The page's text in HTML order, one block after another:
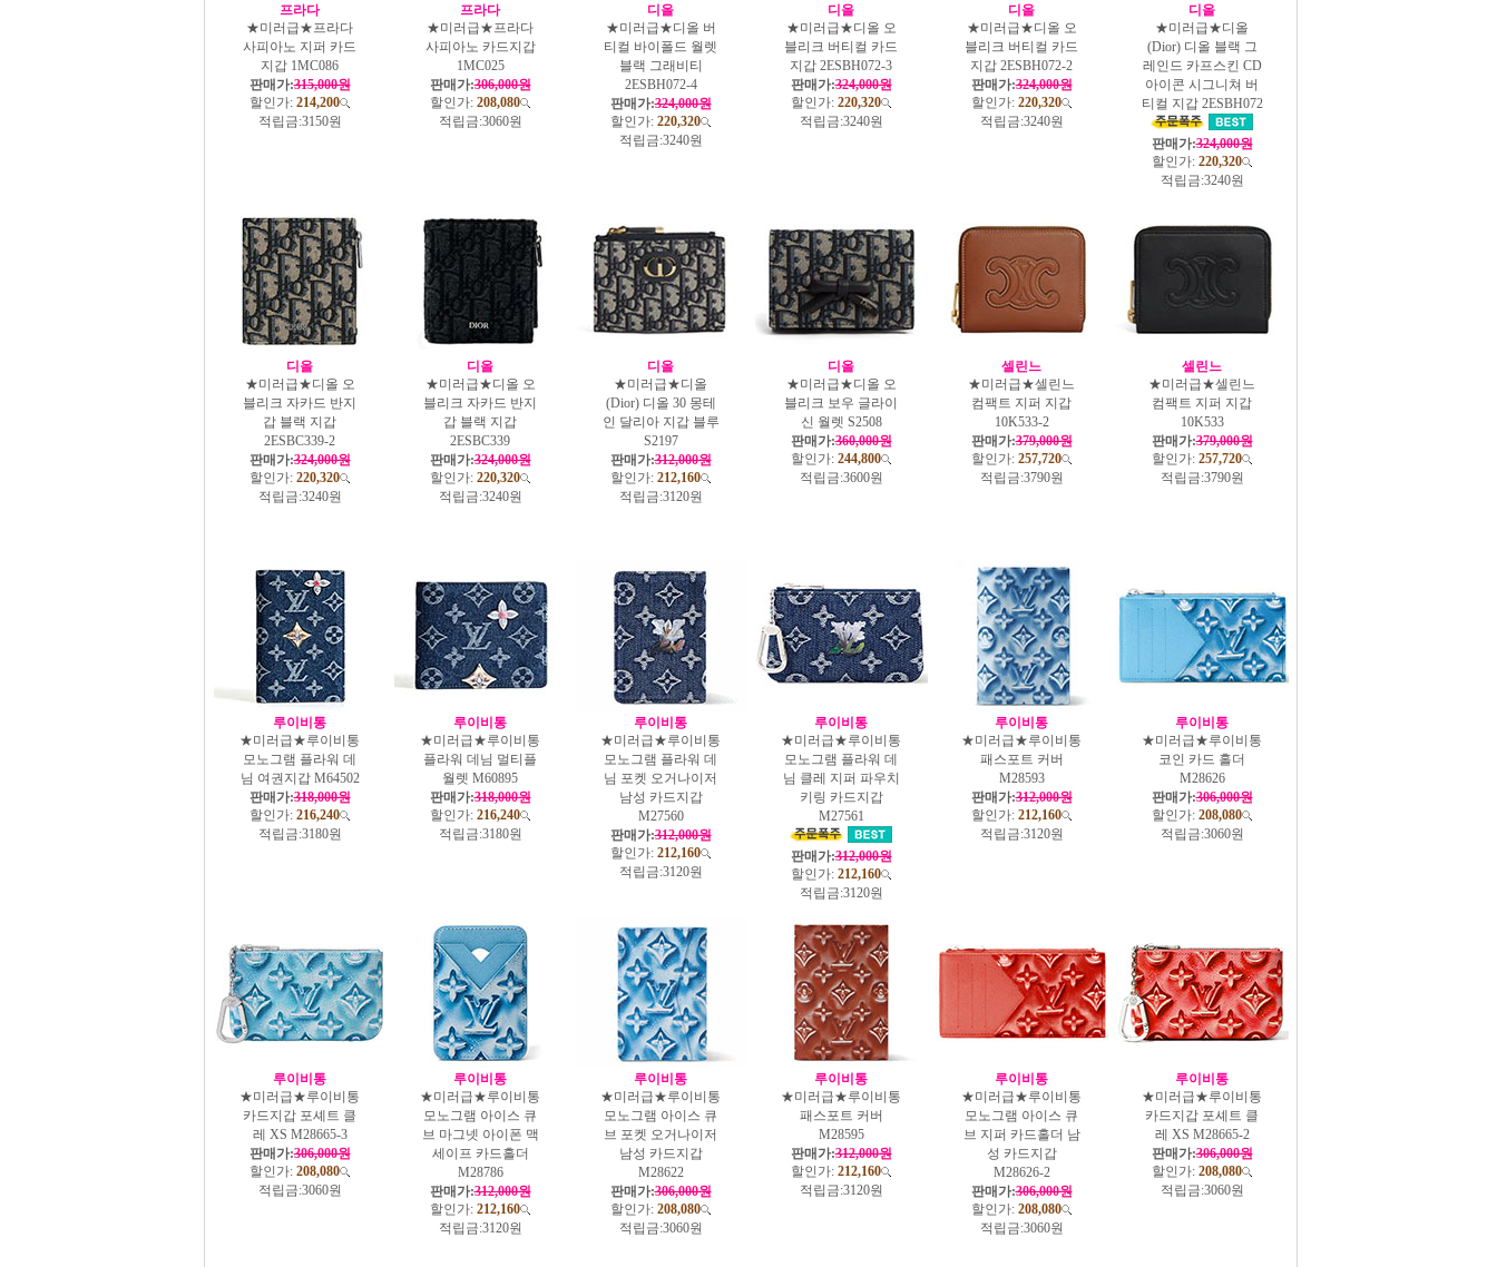
프라다
★미러급★프라다
사피아노 지퍼 카드
지갑 1MC086
판매가:315,000원
할인가: 214,200
적립금:3150원
프라다
★미러급★프라다
사피아노 카드지갑
1MC025
판매가:306,000원
할인가: 208,080
적립금:3060원
디올
★미러급★디올 버
티컬 바이폴드 월렛
블랙 그래비티
2ESBH072-4
판매가:324,000원
할인가: 220,320
적립금:3240원
디올
★미러급★디올 오
블리크 버티컬 카드
지갑 2ESBH072-3
판매가:324,000원
할인가: 220,320
적립금:3240원
디올
★미러급★디올 오
블리크 버티컬 카드
지갑 2ESBH072-2
판매가:324,000원
할인가: 220,320
적립금:3240원
디올
★미러급★디올
(Dior) 디올 블랙 그
레인드 카프스킨 CD
아이콘 시그니쳐 버
티컬 지갑 2ESBH072
판매가:324,000원
할인가: 220,320
적립금:3240원
디올
★미러급★디올 오
블리크 자카드 반지
갑 블랙 지갑
2ESBC339-2
판매가:324,000원
할인가: 220,320
적립금:3240원
디올
★미러급★디올 오
블리크 자카드 반지
갑 블랙 지갑
2ESBC339
판매가:324,000원
할인가: 220,320
적립금:3240원
디올
★미러급★디올
(Dior) 디올 30 몽테
인 달리아 지갑 블루
S2197
판매가:312,000원
할인가: 212,160
적립금:3120원
디올
★미러급★디올 오
블리크 보우 글라이
신 월렛 S2508
판매가:360,000원
할인가: 244,800
적립금:3600원
셀린느
★미러급★셀린느
컴팩트 지퍼 지갑
10K533-2
판매가:379,000원
할인가: 257,720
적립금:3790원
셀린느
★미러급★셀린느
컴팩트 지퍼 지갑
10K533
판매가:379,000원
할인가: 257,720
적립금:3790원
루이비통
★미러급★루이비통
모노그램 플라워 데
님 여권지갑 M64502
판매가:318,000원
할인가: 216,240
적립금:3180원
루이비통
★미러급★루이비통
플라워 데님 멀티플
월렛 M60895
판매가:318,000원
할인가: 216,240
적립금:3180원
루이비통
★미러급★루이비통
모노그램 플라워 데
님 포켓 오거나이저
남성 카드지갑
M27560
판매가:312,000원
할인가: 212,160
적립금:3120원
루이비통
★미러급★루이비통
모노그램 플라워 데
님 클레 지퍼 파우치
키링 카드지갑
M27561
판매가:312,000원
할인가: 212,160
적립금:3120원
루이비통
★미러급★루이비통
패스포트 커버
M28593
판매가:312,000원
할인가: 212,160
적립금:3120원
루이비통
★미러급★루이비통
코인 카드 홀더
M28626
판매가:306,000원
할인가: 208,080
적립금:3060원
루이비통
★미러급★루이비통
카드지갑 포셰트 클
레 XS M28665-3
판매가:306,000원
할인가: 208,080
적립금:3060원
루이비통
★미러급★루이비통
모노그램 아이스 큐
브 마그넷 아이폰 맥
세이프 카드홀더
M28786
판매가:312,000원
할인가: 212,160
적립금:3120원
루이비통
★미러급★루이비통
모노그램 아이스 큐
브 포켓 오거나이저
남성 카드지갑
M28622
판매가:306,000원
할인가: 208,080
적립금:3060원
루이비통
★미러급★루이비통
패스포트 커버
M28595
판매가:312,000원
할인가: 212,160
적립금:3120원
루이비통
★미러급★루이비통
모노그램 아이스 큐
브 지퍼 카드홀더 남
성 카드지갑
M28626-2
판매가:306,000원
할인가: 208,080
적립금:3060원
루이비통
★미러급★루이비통
카드지갑 포셰트 클
레 XS M28665-2
판매가:306,000원
할인가: 208,080
적립금:3060원